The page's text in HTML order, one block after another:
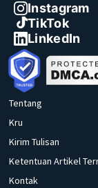
Instagram
TikTok
LinkedIn
Tentang
Kru
Kirim Tulisan
Ketentuan Artikel
Kontak